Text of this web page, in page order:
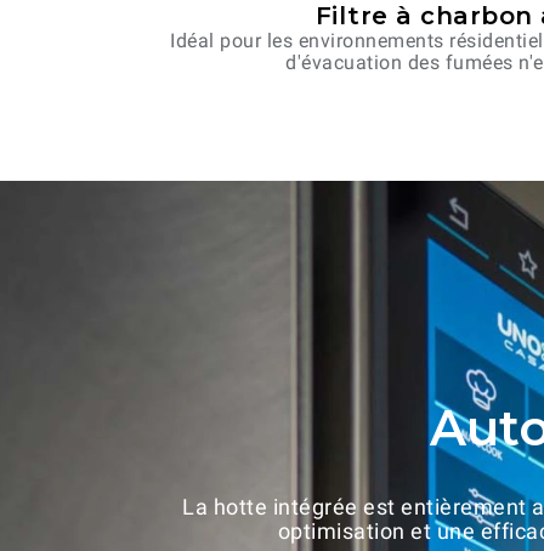
Filtre à charbon
Idéal pour les environnements
d'évacuation des fumées
La hotte intégrée est entièrement
optimisation et une